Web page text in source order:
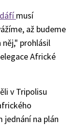
musí
až budeme
prohlásil
Africké
v Tripolisu
jednání na plán